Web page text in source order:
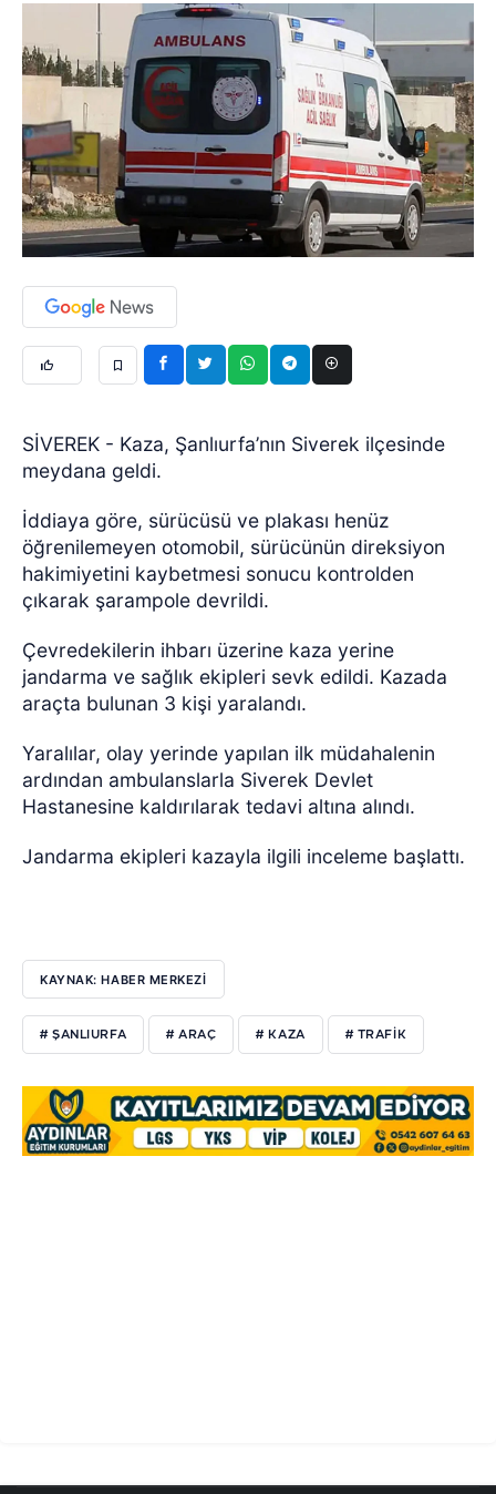
SİVEREK - Kaza, Şanlıurfa’nın Siverek ilçesinde
meydana geldi.
İddiaya göre, sürücüsü ve plakası henüz
öğrenilemeyen otomobil, sürücünün direksiyon
hakimiyetini kaybetmesi sonucu kontrolden
çıkarak şarampole devrildi.
Çevredekilerin ihbarı üzerine kaza yerine
jandarma ve sağlık ekipleri sevk edildi. Kazada
araçta bulunan 3 kişi yaralandı.
Yaralılar, olay yerinde yapılan ilk müdahalenin
ardından ambulanslarla Siverek Devlet
Hastanesine kaldırılarak tedavi altına alındı.
Jandarma ekipleri kazayla ilgili inceleme başlattı.
KAYNAK: HABER MERKEZİ
# ŞANLIURFA # ARAÇ # KAZA # TRAFİK